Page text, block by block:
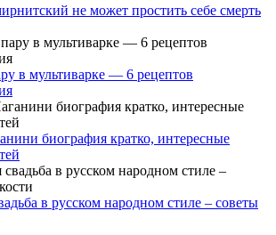
не может простить себе смерть
в мультиварке — 6 рецептов
биография кратко, интересные
в русском народном стиле – советы